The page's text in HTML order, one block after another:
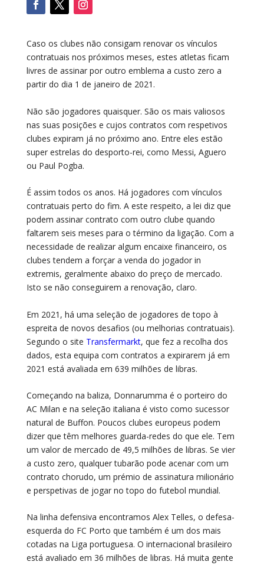
Caso os clubes não consigam renovar os vínculos
contratuais nos próximos meses, estes atletas ficam
livres de assinar por outro emblema a custo zero a
partir do dia 1 de janeiro de 2021.
Não são jogadores quaisquer. São os mais valiosos
nas suas posições e cujos contratos com respetivos
clubes expiram já no próximo ano. Entre eles estão
super estrelas do desporto-rei, como Messi, Aguero
ou Paul Pogba.
É assim todos os anos. Há jogadores com vínculos
contratuais perto do fim. A este respeito, a lei diz que
podem assinar contrato com outro clube quando
faltarem seis meses para o término da ligação. Com a
necessidade de realizar algum encaixe financeiro, os
clubes tendem a forçar a venda do jogador in
extremis, geralmente abaixo do preço de mercado.
Isto se não conseguirem a renovação, claro.
Em 2021, há uma seleção de jogadores de topo à
espreita de novos desafios (ou melhorias contratuais).
Segundo o site Transfermarkt, que fez a recolha dos
dados, esta equipa com contratos a expirarem já em
2021 está avaliada em 639 milhões de libras.
Começando na baliza, Donnarumma é o porteiro do
AC Milan e na seleção italiana é visto como sucessor
natural de Buffon. Poucos clubes europeus podem
dizer que têm melhores guarda-redes do que ele. Tem
um valor de mercado de 49,5 milhões de libras. Se vier
a custo zero, qualquer tubarão pode acenar com um
contrato chorudo, um prémio de assinatura milionário
e perspetivas de jogar no topo do futebol mundial.
Na linha defensiva encontramos Alex Telles, o defesa-
esquerda do FC Porto que também é um dos mais
cotadas na Liga portuguesa. O internacional brasileiro
está avaliado em 36 milhões de libras. Há muita gente